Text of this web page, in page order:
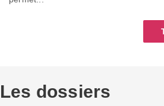
Les dossiers